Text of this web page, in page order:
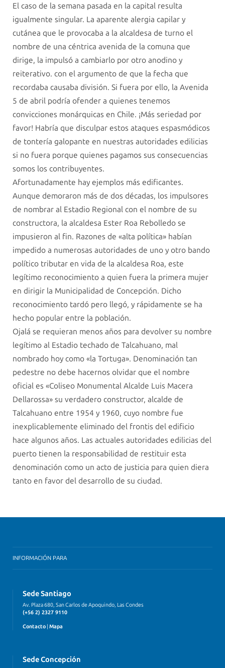
El caso de la semana pasada en la capital resulta
igualmente singular. La aparente alergia capilar y
cutánea que le provocaba a la alcaldesa de turno el
nombre de una céntrica avenida de la comuna que
dirige, la impulsó a cambiarlo por otro anodino y
reiterativo. con el argumento de que la fecha que
recordaba causaba división. Si fuera por ello, la Avenida
5 de abril podría ofender a quienes tenemos
convicciones monárquicas en Chile. ¡Más seriedad por
favor! Habría que disculpar estos ataques espasmódicos
de tontería galopante en nuestras autoridades edilicias
si no fuera porque quienes pagamos sus consecuencias
somos los contribuyentes.
Afortunadamente hay ejemplos más edificantes.
Aunque demoraron más de dos décadas, los impulsores
de nombrar al Estadio Regional con el nombre de su
constructora, la alcaldesa Ester Roa Rebolledo se
impusieron al fin. Razones de «alta política» habían
impedido a numerosas autoridades de uno y otro bando
político tributar en vida de la alcaldesa Roa, este
legítimo reconocimiento a quien fuera la primera mujer
en dirigir la Municipalidad de Concepción. Dicho
reconocimiento tardó pero llegó, y rápidamente se ha
hecho popular entre la población.
Ojalá se requieran menos años para devolver su nombre
legítimo al Estadio techado de Talcahuano, mal
nombrado hoy como «la Tortuga». Denominación tan
pedestre no debe hacernos olvidar que el nombre
oficial es «Coliseo Monumental Alcalde Luis Macera
Dellarossa» su verdadero constructor, alcalde de
Talcahuano entre 1954 y 1960, cuyo nombre fue
inexplicablemente eliminado del frontis del edificio
hace algunos años. Las actuales autoridades edilicias del
puerto tienen la responsabilidad de restituir esta
denominación como un acto de justicia para quien diera
tanto en favor del desarrollo de su ciudad.
INFORMACIÓN PARA
Sede Santiago
Av. Plaza 680, San Carlos de Apoquindo, Las Condes
(+56 2) 2327 9110
Contacto Mapa
Sede Concepción